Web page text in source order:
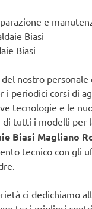
e
Biasi
Biasi
nostro personale
i periodici corsi di
tecnologie e le
di tutti i modelli per
Biasi Magliano
tecnico con gli
ci dedichiamo